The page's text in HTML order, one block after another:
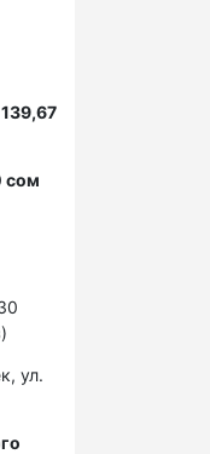
сом
ул.